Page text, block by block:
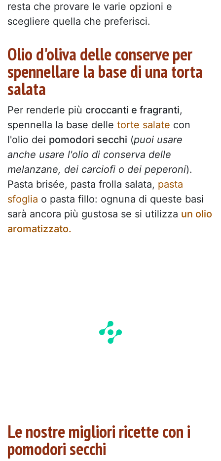
resta che provare le varie opzioni e
scegliere quella che preferisci.
Olio d'oliva delle conserve per
spennellare la base di una torta
salata
Per renderle più croccanti e fragranti,
spennella la base delle torte salate con
l'olio dei pomodori secchi (puoi usare
anche usare l'olio di conserva delle
melanzane, dei carciofi o dei peperoni).
Pasta brisée, pasta frolla salata, pasta
sfoglia o pasta fillo: ognuna di queste basi
sarà ancora più gustosa se si utilizza un olio
aromatizzato.
Le nostre migliori ricette con i
pomodori secchi